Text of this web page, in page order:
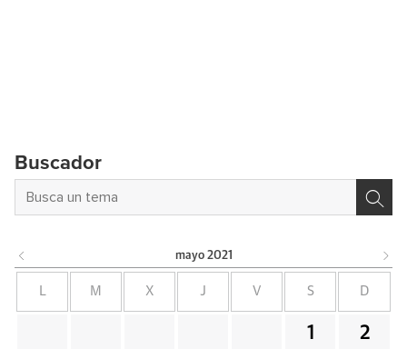
Buscador
mayo 2021
L M X J V S D
1 2